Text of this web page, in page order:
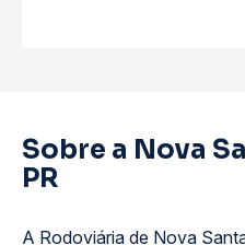
Sobre a Nova
PR
A Rodoviária de Nova